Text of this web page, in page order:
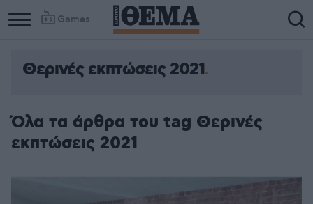
Games
Θερινές εκπτώσεις 2021
Όλα τα άρθρα του tag Θερινές
εκπτώσεις 2021